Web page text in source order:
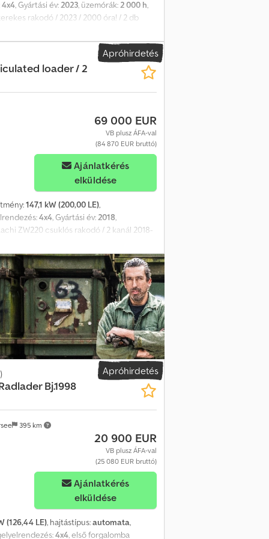
4x4, Gyártási év:2023, üzemórák:2 000 h,
rakodó / 2023 / 2000 óra! / 2 db
motor Motorteljesítmény 46 kW / 62
utazás Villák Vödör Rádió
Apróhirdetés
loader / 2
69 000 EUR
VB plusz ÁFA-val
(84 870 EUR bruttó)
Ajánlatkérés
elküldése
147,1 kW (200,00 LE),
4x4, Gyártási év:2018,
ZW220 csuklós rakodó / 2 kanál 2018-
200 LE 4×4 meghajtó
gyorscsatlakozó 2 kanál Magas
és vizuális állapota kiváló
Apróhirdetés
395 km
Bj.1998
20 900 EUR
VB plusz ÁFA-val
(25 080 EUR bruttó)
Ajánlatkérés
elküldése
(126,44 LE), hajtástípus:automata,
4x4, első forgalomba